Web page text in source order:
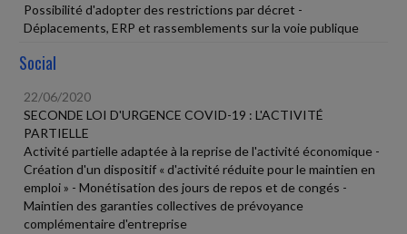
Possibilité d'adopter des restrictions par décret -
Déplacements, ERP et rassemblements sur la voie publique
Social
22/06/2020
SECONDE LOI D'URGENCE COVID-19 : L'ACTIVITÉ
PARTIELLE
Activité partielle adaptée à la reprise de l'activité économique -
Création d'un dispositif « d'activité réduite pour le maintien en
emploi » - Monétisation des jours de repos et de congés -
Maintien des garanties collectives de prévoyance
complémentaire d'entreprise